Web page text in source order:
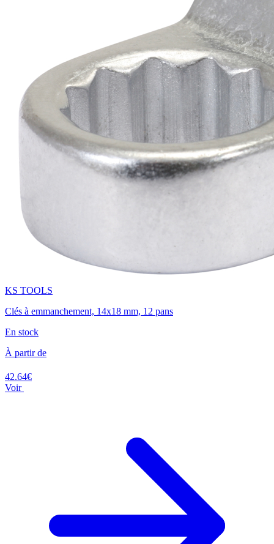
KS TOOLS
Clés à emmanchement, 14x18 mm, 12 pans
En stock
À partir de
42.64€
Voir